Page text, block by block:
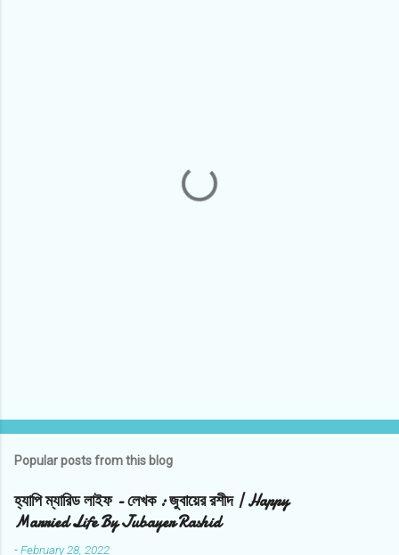
Popular posts from this blog
হ্যাপি ম্যারিড লাইফ - লেখক : জুবায়ের রশীদ | Happy
Married Life By Jubayer Rashid
-February 28, 2022